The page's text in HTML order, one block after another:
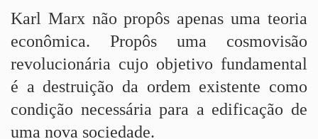
Karl Marx não propôs apenas uma teoria
econômica. Propôs uma cosmovisão
revolucionária cujo objetivo fundamental
é a destruição da ordem existente como
condição necessária para a edificação de
uma nova sociedade.